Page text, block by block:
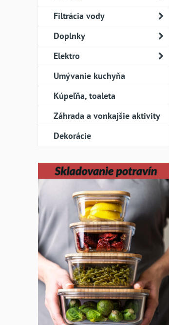
Filtrácia vody
Doplnky
Elektro
Umývanie kuchyňa
Kúpeľňa, toaleta
Záhrada a vonkajšie aktivity
Dekorácie